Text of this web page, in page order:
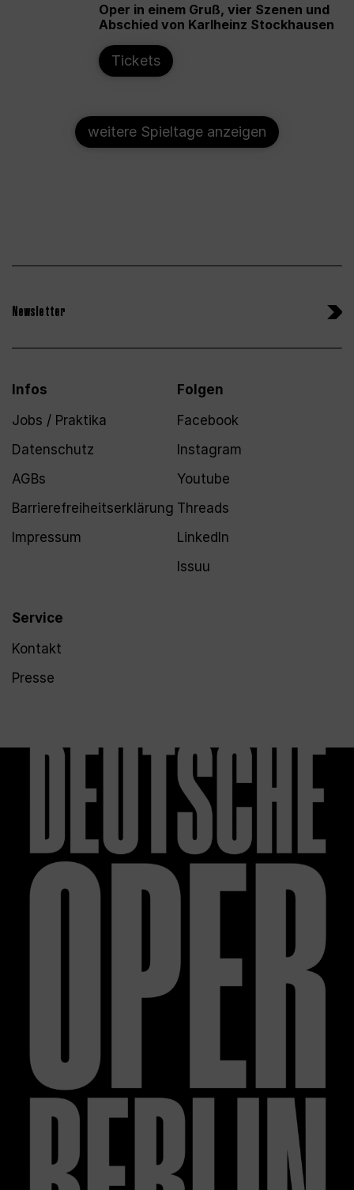
Oper in einem Gruß, vier Szenen und
Abschied von Karlheinz Stockhausen
Tickets
weitere Spieltage anzeigen
Newsletter
Infos
Jobs / Praktika
Datenschutz
AGBs
Barrierefreiheitserklärung
Impressum
Service
Kontakt
Presse
Folgen
Facebook
Instagram
Youtube
Threads
LinkedIn
Issuu